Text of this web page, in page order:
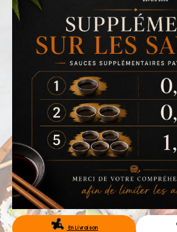
ACCUEIL
LA CARTE
VOTRE COMPTE
NOTRE RESTAURANT
VOS AVIS
MENTIONS LÉGALES
C.G.V
RÉSERVATIONEn Livraison